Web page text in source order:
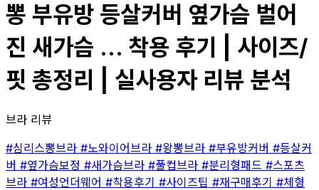
뽕 부유방 등살커버 옆가슴 벌어
진 새가슴 ... 착용 후기 | 사이즈/
핏 총정리 | 실사용자 리뷰 분석
브라 리뷰
#심리스뽕브라 #노와이어브라 #왕뽕브라 #부유방커버 #등살커
버 #옆가슴보정 #새가슴브라 #풀컵브라 #분리형패드 #스포츠
브라 #여성언더웨어 #착용후기 #사이즈팁 #재구매후기 #체형